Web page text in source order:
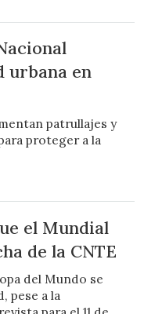
urbana en
patrullajes y
proteger a la
el Mundial
de la CNTE
del Mundo se
pese a la